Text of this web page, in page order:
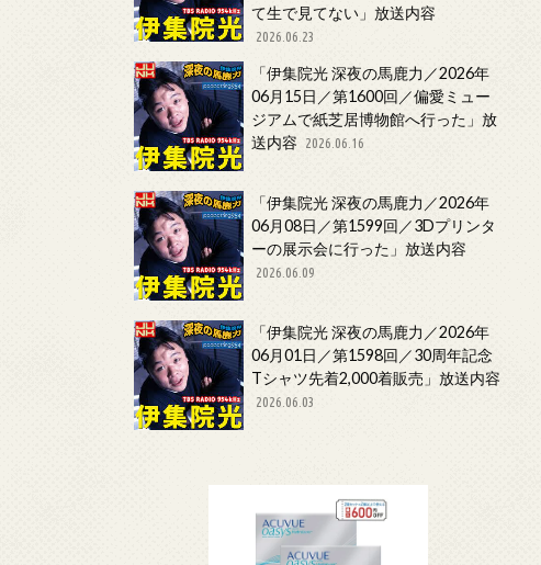
て生で見てない」放送内容
2026.06.23
「伊集院光 深夜の馬鹿力／2026年
06月15日／第1600回／偏愛ミュー
ジアムで紙芝居博物館へ行った」放
送内容
2026.06.16
「伊集院光 深夜の馬鹿力／2026年
06月08日／第1599回／3Dプリンタ
ーの展示会に行った」放送内容
2026.06.09
「伊集院光 深夜の馬鹿力／2026年
06月01日／第1598回／30周年記念
Tシャツ先着2,000着販売」放送内容
2026.06.03